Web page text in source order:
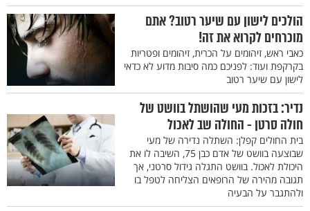
הולכים לישון עם שיער רטוב? אתם
מוכרחים לקרוא את זה!
כאבי ראש, זיהומים על הכרית, זיהומים ופטריות
בקרקפת ועוד: לפניכם כמה סיבות מדוע לא כדאי
לישון עם שיער רטוב
נדיר: בזכות מעי שהושתל בוושט של
חולה סרטן - החולה שב לאכול
בית החולים קפלן: השתלה נדירה של מעי
שבוצעה בוושט של אדם כבן 75, השיבה לו את
היכולת לאכול. בוושט התגלה גידול סרטני, אך
תגובה מהירה של הרופאים הצליחה לטפל בו
ולהתגבר על הבעיה